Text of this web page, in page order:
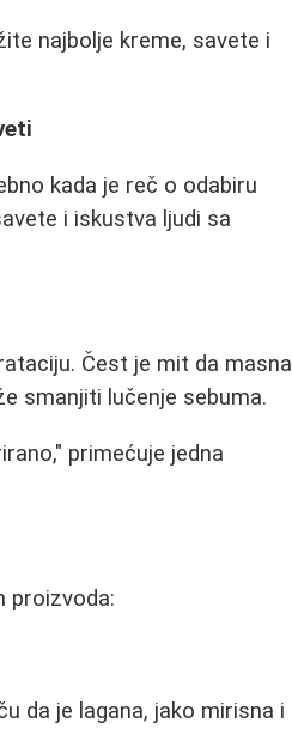
najbolje kreme, savete i
kada je reč o odabiru
i iskustva ljudi sa
Čest je mit da masna
smanjiti lučenje sebuma.
primećuje jedna
proizvoda:
da je lagana, jako mirisna i